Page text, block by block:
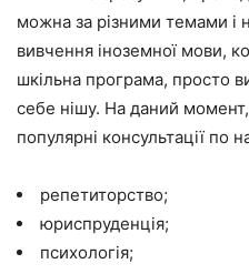
можна за різними темами
вивчення іноземної мови,
шкільна програма, просто
себе нішу. На даний момент,
популярні консультації по
репетиторство;
юриспруденція;
психологія;